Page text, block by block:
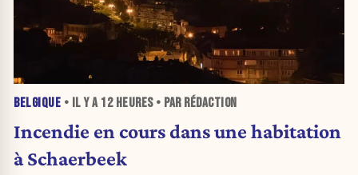
BELGIQUE • IL Y A 12 HEURES• PAR RÉDACTION
Incendie en cours dans une habitation
à Schaerbeek